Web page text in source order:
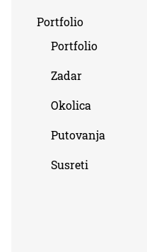
Portfolio
Portfolio
Zadar
Okolica
Putovanja
Susreti